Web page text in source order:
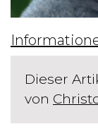
Dieser
von